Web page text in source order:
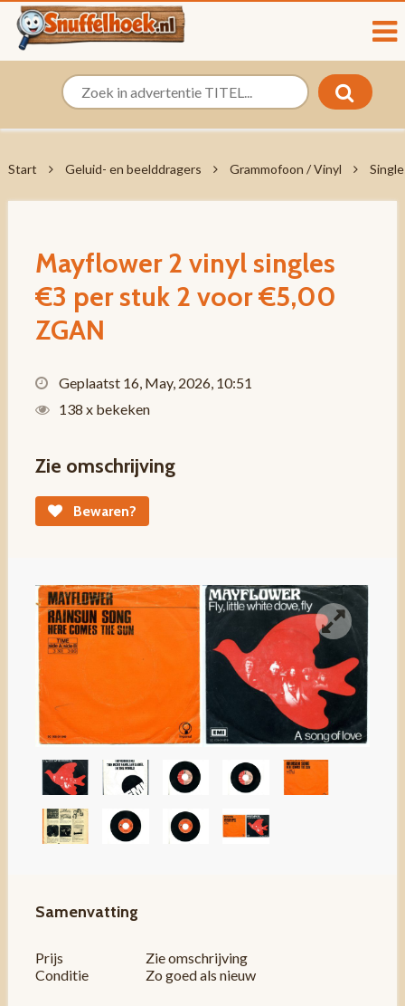
Start Geluid- en beelddragers Grammofoon / Vinyl
Mayflower 2 vinyl singles
€3 per stuk 2 voor €5,00
ZGAN
Geplaatst 16, May, 2026, 10:51
138 x bekeken
Zie omschrijving
Bewaren?
Samenvatting
Prijs
Zie omschrijving
Conditie
Zo goed als nieuw